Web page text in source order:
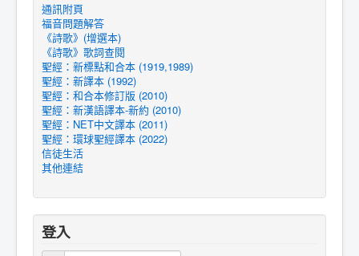
通訊附頁
福音問題解答
《詩歌》(增選本)
《詩歌》歌詞查閱
聖經：新標點和合本 (1919,1989)
聖經：新譯本 (1992)
聖經：和合本修訂版 (2010)
聖經：新漢語譯本-新約 (2010)
聖經：NET中文譯本 (2011)
聖經：環球聖經譯本 (2022)
信徒生活
其他連結
登入